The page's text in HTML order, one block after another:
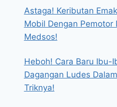
Astaga! Keributan
Mobil Dengan Pemotor
Medsos!
Heboh! Cara Baru Ibu-
Dagangan Ludes
Triknya!